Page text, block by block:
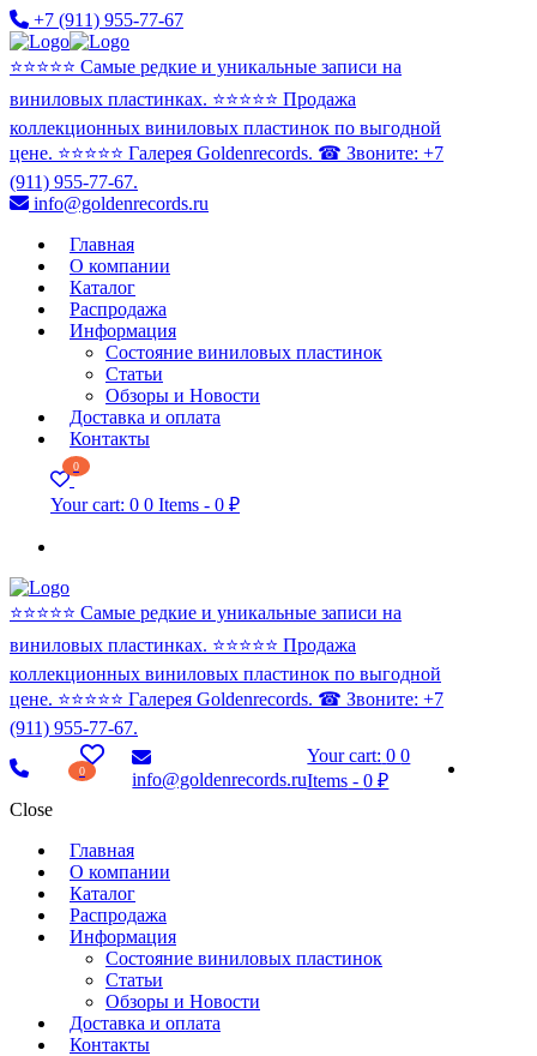
+7 (911) 955-77-67
⭐️⭐️⭐️⭐️⭐️ Самые редкие и уникальные записи на
виниловых пластинках. ⭐️⭐️⭐️⭐️⭐️ Продажа
коллекционных виниловых пластинок по выгодной
цене. ⭐️⭐️⭐️⭐️⭐️ Галерея Goldenrecords. ☎ Звоните: +7
(911) 955-77-67.
info@goldenrecords.ru
Главная
О компании
Каталог
Распродажа
Информация
Состояние виниловых пластинок
Статьи
Обзоры и Новости
Доставка и оплата
Контакты
0
Your cart: 0 0 Items - 0 ₽
⭐️⭐️⭐️⭐️⭐️ Самые редкие и уникальные записи на
виниловых пластинках. ⭐️⭐️⭐️⭐️⭐️ Продажа
коллекционных виниловых пластинок по выгодной
цене. ⭐️⭐️⭐️⭐️⭐️ Галерея Goldenrecords. ☎ Звоните: +7
(911) 955-77-67.
0 info@goldenrecords.ru
Your cart: 00
Items -0 ₽
Close
Главная
О компании
Каталог
Распродажа
Информация
Состояние виниловых пластинок
Статьи
Обзоры и Новости
Доставка и оплата
Контакты